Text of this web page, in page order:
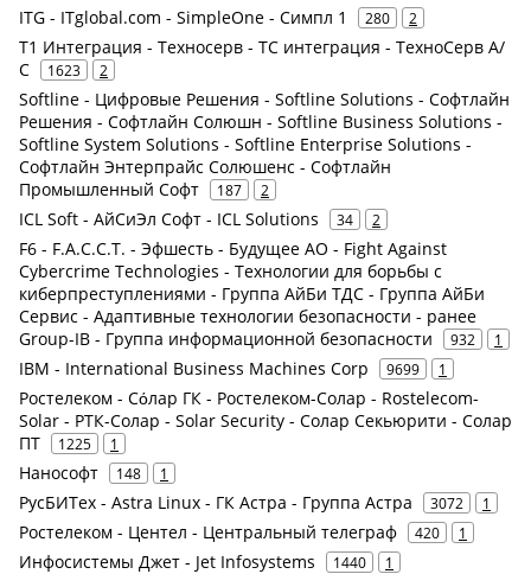
ITG - ITglobal.com - SimpleOne - Симпл 1 280 2
Т1 Интеграция - Техносерв - ТС интеграция - ТехноСерв А/
С
1623 2
Softline - Цифровые Решения - Softline Solutions - Софтлайн
Решения - Софтлайн Солюшн - Softline Business Solutions -
Softline System Solutions - Softline Enterprise Solutions -
Софтлайн Энтерпрайс Солюшенс - Софтлайн
Промышленный Софт
187 2
ICL Soft - АйСиЭл Софт - ICL Solutions 34 2
F6 - F.A.С.С.T. - Эфшесть - Будущее АО - Fight Against
Cybercrime Technologies - Технологии для борьбы с
киберпреступлениями - Группа АйБи ТДС - Группа АйБи
Сервис - Адаптивные технологии безопасности - ранее
Group-IB - Группа информационной безопасности
932 1
IBM - International Business Machines Corp 9699 1
Ростелеком - Сόлар ГК - Ростелеком-Солар - Rostelecom-
Solar - РТК-Солар - Solar Security - Солар Секьюрити - Солар
ПТ
1225 1
Нанософт 148 1
РусБИТех - Astra Linux - ГК Астра - Группа Астра 3072 1
Ростелеком - Центел - Центральный телеграф 420 1
Инфосистемы Джет - Jet Infosystems 1440 1